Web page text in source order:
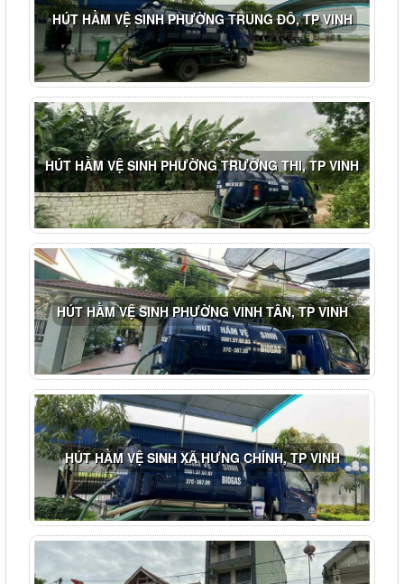
HÚT HẦM VỆ SINH PHƯỜNG TRUNG ĐÔ, TP VINH
HÚT HẦM VỆ SINH PHƯỜNG TRƯỜNG THI, TP VINH
HÚT HẦM VỆ SINH PHƯỜNG VINH TÂN, TP VINH
HÚT HẦM VỆ SINH XÃ HƯNG CHÍNH, TP VINH